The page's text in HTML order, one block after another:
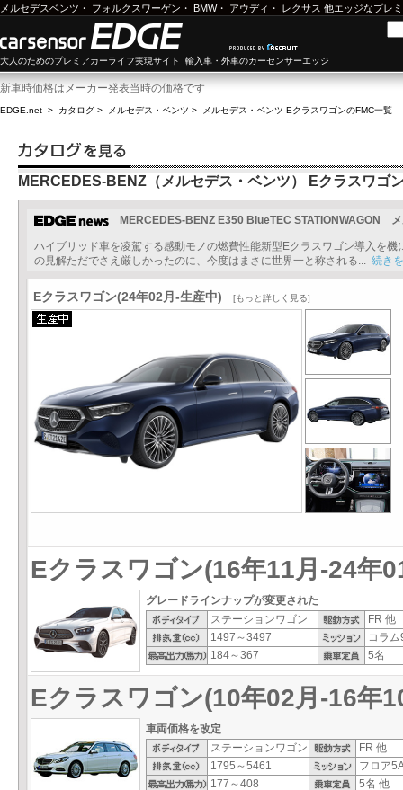
メルセデスベンツ ・ フォルクスワーゲン ・ BMW・ アウディ ・ レクサス 他エッジなプレ
大人のためのプレミアカーライフ実現サイト 輸入車・外車のカーセンサーエッジ
新車時価格はメーカー発表当時の価格です
EDGE.net > カタログ > メルセデス・ベンツ > メルセデス・ベンツ EクラスワゴンのFMC一覧
MERCEDES-BENZ（メルセデス・ベンツ） Eクラスワゴ
MERCEDES-BENZ E350 BlueTEC STATIONWAGON
ハイブリッド車を凌駕する感動モノの燃費性能新型Eクラスワゴン導入を
の見解ただでさえ厳しかったのに、今度はまさに世界一と称される... 続き
Eクラスワゴン(24年02月-生産中) [もっと詳しく見る]
Eクラスワゴン(16年11月-24年
グレードラインナップが変更された
ステーションワゴン
FR 他
1497～3497
コラム
184～367
5名
Eクラスワゴン(10年02月-16年
車両価格を改定
ステーションワゴン
FR 他
1795～5461
フロア
177～408
5名 他